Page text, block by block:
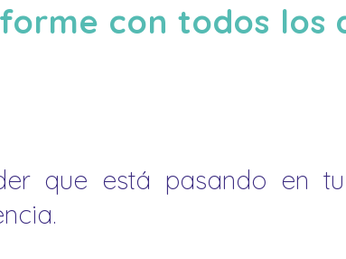
con todos los
que está pasando en